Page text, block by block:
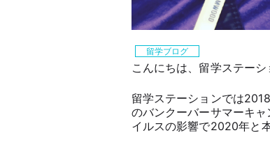
留学ブログ
留学ステーションでは
のバンクーバーサマーキ
イルスの影響で2020年と